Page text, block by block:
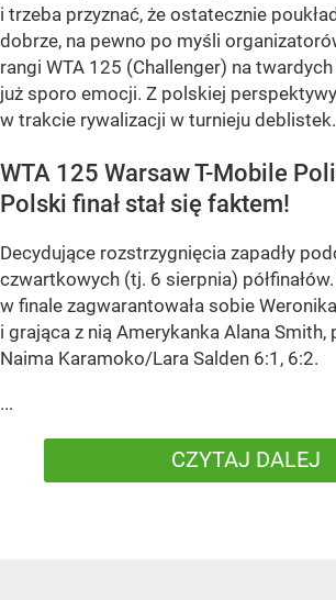
i trzeba przyznać, że ostatecznie
dobrze, na pewno po myśli
rangi WTA 125 (Challenger) na
już sporo emocji. Z polskiej
w trakcie rywalizacji w turnieju deblistek.
WTA 125 Warsaw T-Mobile
Polski finał stał się faktem!
Decydujące rozstrzygnięcia zapadły
czwartkowych (tj. 6 sierpnia)
w finale zagwarantowała sobie
i grająca z nią Amerykanka Alana Smith,
Naima Karamoko/Lara Salden 6:1, 6:2.
...
CZYTAJ DALEJ